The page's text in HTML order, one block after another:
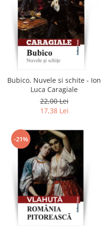
Bubico. Nuvele si schite - Ion
Luca Caragiale
22,00 Lei
17,38 Lei
-21%